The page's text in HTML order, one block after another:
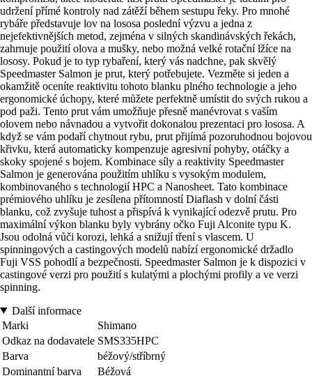
udržení přímé kontroly nad zátěží během sestupu řeky. Pro mnohé
rybáře představuje lov na lososa poslední výzvu a jedna z
nejefektivnějších metod, zejména v silných skandinávských řekách,
zahrnuje použití olova a mušky, nebo možná velké rotační lžíce na
lososy. Pokud je to typ rybaření, který vás nadchne, pak skvělý
Speedmaster Salmon je prut, který potřebujete. Vezměte si jeden a
okamžitě oceníte reaktivitu tohoto blanku plného technologie a jeho
ergonomické úchopy, které můžete perfektně umístit do svých rukou a
pod paži. Tento prut vám umožňuje přesně manévrovat s vaším
olovem nebo návnadou a vytvořit dokonalou prezentaci pro lososa. A
když se vám podaří chytnout rybu, prut přijímá pozoruhodnou bojovou
křivku, která automaticky kompenzuje agresivní pohyby, otáčky a
skoky spojené s bojem. Kombinace síly a reaktivity Speedmaster
Salmon je generována použitím uhlíku s vysokým modulem,
kombinovaného s technologií HPC a Nanosheet. Tato kombinace
prémiového uhlíku je zesílena přítomností Diaflash v dolní části
blanku, což zvyšuje tuhost a přispívá k vynikající odezvě prutu. Pro
maximální výkon blanku byly vybrány očko Fuji Alconite typu K.
Jsou odolná vůči korozi, lehká a snižují tření s vlascem. U
spinningových a castingových modelů nabízí ergonomické držadlo
Fuji VSS pohodlí a bezpečnosti. Speedmaster Salmon je k dispozici v
castingové verzi pro použití s kulatými a plochými profily a ve verzi
spinning.
Další informace
Marki
Shimano
Odkaz na dodavatele SMS335HPC
Barva
béžový/stříbrný
Dominantní barva
Béžová